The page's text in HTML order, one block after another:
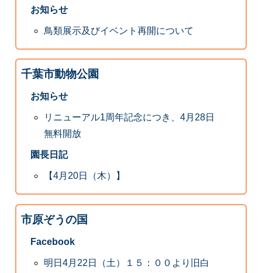
お知らせ
鳥類展示及びイベント再開について
千葉市動物公園
お知らせ
リニューアル1周年記念につき、4月28日
無料開放
園長日記
【4月20日（木）】
市原ぞうの国
Facebook
明日4月22日（土）１５：００より旧白